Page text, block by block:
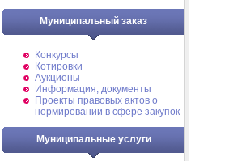
Муниципальный заказ
Конкурсы
Котировки
Аукционы
Информация, документы
Проекты правовых актов о
нормировании в сфере закупок
Муниципальные услуги